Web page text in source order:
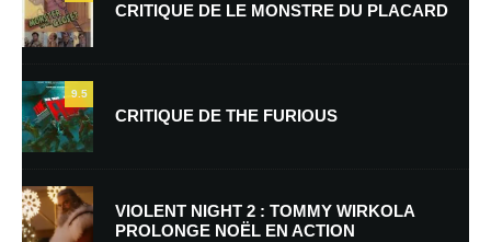
Nom*
CRITIQUE DE LE MONSTRE DU PLACARD
9.5
CRITIQUE DE THE FURIOUS
VIOLENT NIGHT 2 : TOMMY WIRKOLA
PROLONGE NOËL EN ACTION